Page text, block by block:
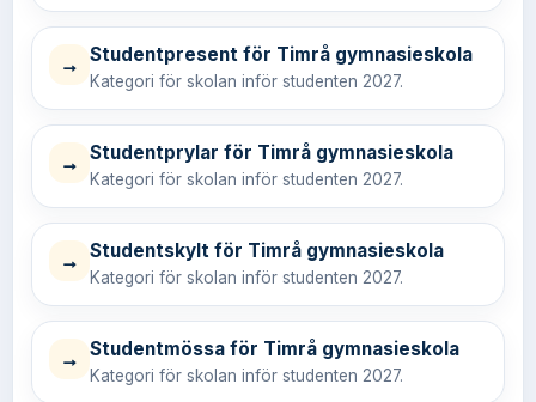
→ Studentpresent för Timrå gymnasieskola
Kategori för skolan inför studenten 2027.
→ Studentprylar för Timrå gymnasieskola
Kategori för skolan inför studenten 2027.
→ Studentskylt för Timrå gymnasieskola
Kategori för skolan inför studenten 2027.
→ Studentmössa för Timrå gymnasieskola
Kategori för skolan inför studenten 2027.